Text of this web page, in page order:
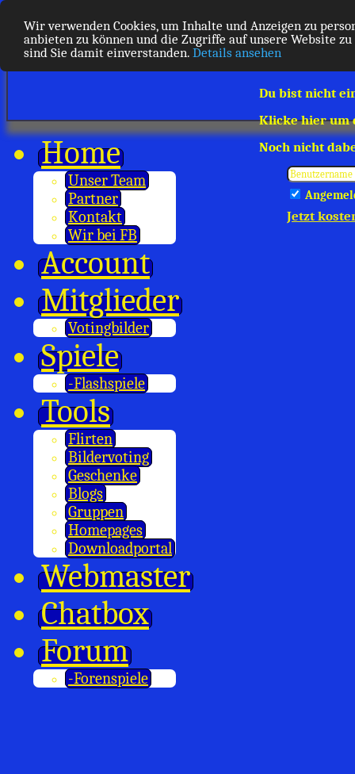
Wir verwenden Cookies, um Inhalte und Anzeigen zu
anbieten zu können und die Zugriffe auf unsere Website
sind Sie damit einverstanden. Details ansehen
Du bist nicht
Klicke hier um
Noch nicht
Jetzt
Home
Unser Team
Partner
Kontakt
Wir bei FB
Account
Mitglieder
Votingbilder
Spiele
-Flashspiele
Tools
Flirten
Bildervoting
Geschenke
Blogs
Gruppen
Homepages
Downloadportal
Webmaster
Chatbox
Forum
-Forenspiele